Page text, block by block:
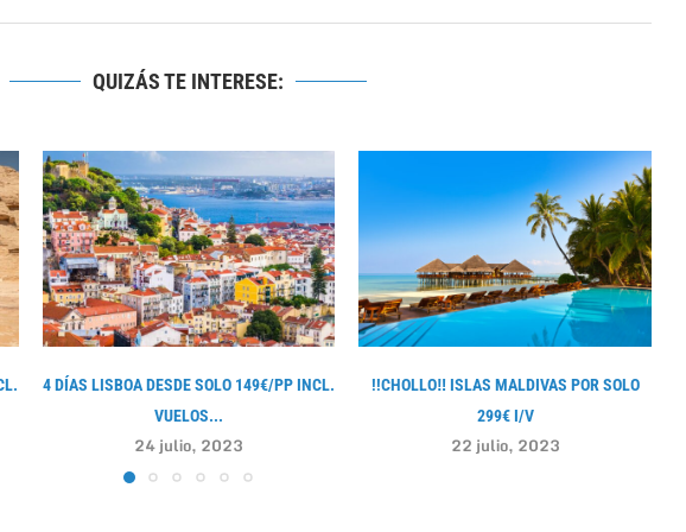
QUIZÁS TE INTERESE:
4 DÍAS LISBOA DESDE SOLO 149€/PP INCL.
VUELOS...
24 julio, 2023
!!CHOLLO‼ ISLAS MALDIVAS POR SOLO
299€ I/V
22 julio, 2023